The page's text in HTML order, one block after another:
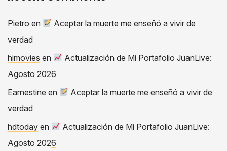
Pietro en
Aceptar la muerte me enseñó a vivir de
verdad
himovies en
Actualización de Mi Portafolio JuanLive:
Agosto 2026
Earnestine en
Aceptar la muerte me enseñó a vivir de
verdad
hdtoday en
Actualización de Mi Portafolio JuanLive:
Agosto 2026